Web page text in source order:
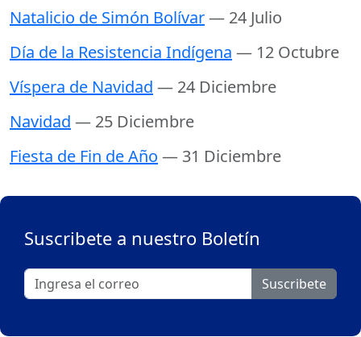
Natalicio de Simón Bolívar— 24 Julio
Día de la Resistencia Indígena — 12 Octubre
Víspera de Navidad — 24 Diciembre
Navidad — 25 Diciembre
Fiesta de Fin de Año — 31 Diciembre
Suscribete a nuestro Boletín
Suscribete